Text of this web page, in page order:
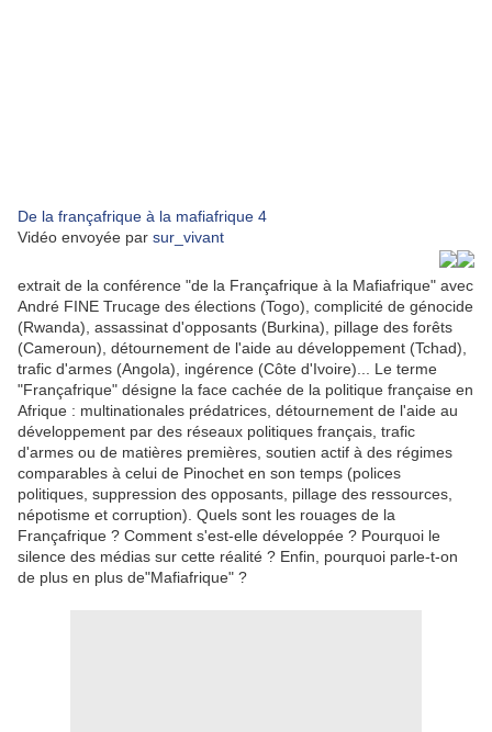
De la françafrique à la mafiafrique 4
Vidéo envoyée par sur_vivant
extrait de la conférence "de la Françafrique à la Mafiafrique" avec
André FINE Trucage des élections (Togo), complicité de génocide
(Rwanda), assassinat d'opposants (Burkina), pillage des forêts
(Cameroun), détournement de l'aide au développement (Tchad),
trafic d'armes (Angola), ingérence (Côte d'Ivoire)... Le terme
"Françafrique" désigne la face cachée de la politique française en
Afrique : multinationales prédatrices, détournement de l'aide au
développement par des réseaux politiques français, trafic
d'armes ou de matières premières, soutien actif à des régimes
comparables à celui de Pinochet en son temps (polices
politiques, suppression des opposants, pillage des ressources,
népotisme et corruption). Quels sont les rouages de la
Françafrique ? Comment s'est-elle développée ? Pourquoi le
silence des médias sur cette réalité ? Enfin, pourquoi parle-t-on
de plus en plus de"Mafiafrique" ?